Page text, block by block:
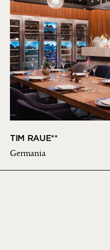
TIM RAUE**
Germania